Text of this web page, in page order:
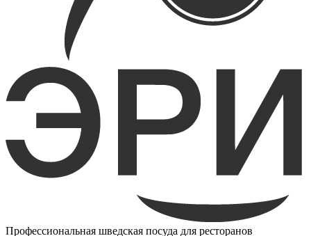
Профессиональная шведская посуда для ресторанов